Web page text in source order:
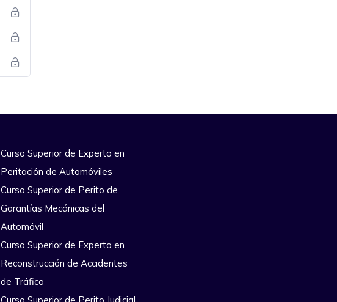
Curso Superior de Experto en
Peritación de Automóviles
Curso Superior de Perito de
Garantías Mecánicas del
Automóvil
Curso Superior de Experto en
Reconstrucción de Accidentes
de Tráfico
Curso Superior de Perito Judicial